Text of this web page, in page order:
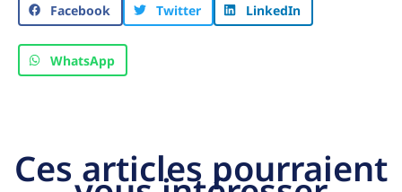
Facebook Twitter LinkedIn
WhatsApp
Ces articles pourraient